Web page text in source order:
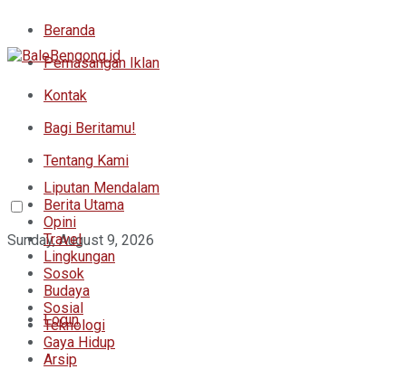
Beranda
Pemasangan Iklan
Kontak
Bagi Beritamu!
Tentang Kami
Sunday, August 9, 2026
Login
Liputan Mendalam
Berita Utama
Opini
Travel
Lingkungan
Sosok
Budaya
Sosial
Teknologi
Gaya Hidup
Arsip